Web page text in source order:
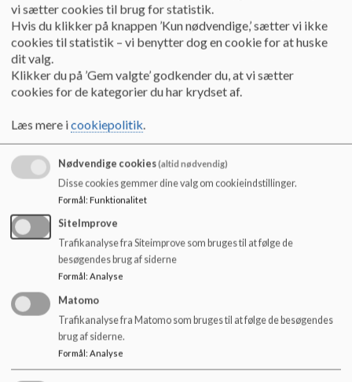
Nyhedsbrev december
Nyhedsbrev februar
Nyehdsbrev Januar
Nyhedsbrev juni
Nyhedsbrev Marts
Nyhedsbrev November
Nyhedsbrev Oktober
vi sætter cookies til brug for statistik.
Hvis du klikker på knappen ’Kun nødvendige,’ sætter vi ikke
cookies til statistik – vi benytter dog en cookie for at huske
dit valg.
Klikker du på ’Gem valgte’ godkender du, at vi sætter
cookies for de kategorier du har krydset af.
Læs mere icookiepolitik.
Nødvendige cookies(altid nødvendig)
Disse cookies gemmer dine valg om cookieindstillinger.
Formål: Funktionalitet
SiteImprove
Trafikanalyse fra Siteimprove som bruges til at følge de
besøgendes brug af siderne
Formål : Analyse
Matomo
Trafikanalyse fra Matomo som bruges til at følge de besøgendes
brug af siderne.
Formål: Analyse